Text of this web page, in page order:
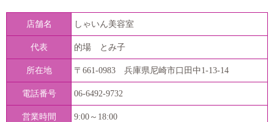
店舗名 しゃいん美容室
代表 的場 とみ子
所在地 〒661-0983 兵庫県尼崎市口田中1-13-14
電話番号 06-6492-9732
営業時間 9:00～18:00